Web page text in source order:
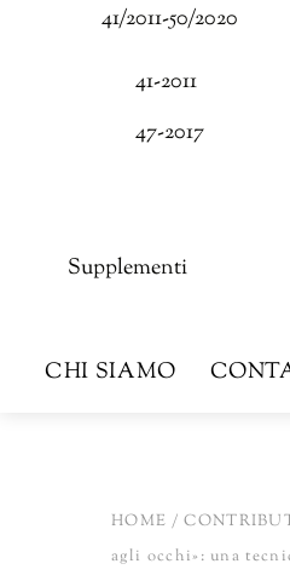
41/2011-50/2020
41-2011
47-2017
Supplementi
CHI SIAMO
HOME /
agli occhi»: una